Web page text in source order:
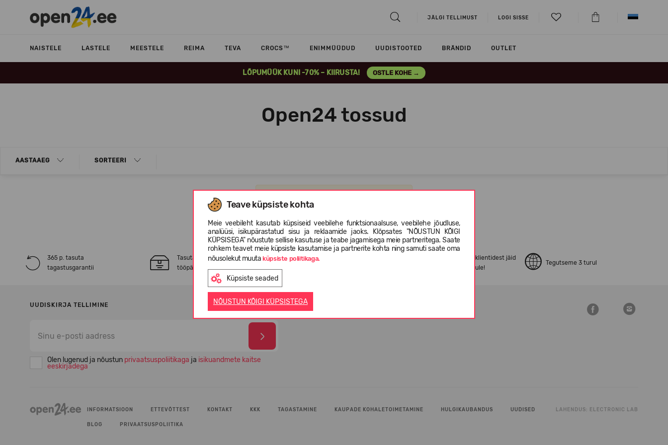
JÄLGI TELLIMUST LOGI SISSE
NAISTELE LASTELE MEESTELE REIMA TEVA CROCS™ ENIMMÜÜDUD UUDISTOOTED BRÄNDID OUTLET
LÕPUMÜÜK KUNI -70% – KIIRUSTA! OSTLE KOHE →
Teave küpsiste kohta
Meie veebileht kasutab küpsiseid veebilehe funktsionaalsuse, veebilehe jõudluse,
analüüsi, isikupärastatud sisu ja reklaamide jaoks. Klõpsates "NÕUSTUN KÕIGI
KÜPSISEGA" nõustute sellise kasutuse ja teabe jagamisega meie partneritega. Saate
rohkem teavet meie küpsiste kasutamise ja partnerite kohta ning samuti saate oma
nõusolekut muutaküpsiste poliitikaga.
Küpsiste seaded
NÕUSTUN KÕIGI KÜPSISTEGA
Open24 tossud
AASTAAEG SORTEERI
365 p. tasuta
tagastusgarantii
Tasuta* tarne 2-4
tööpäeva jooksul
Valikus rohkem kui 5 000 erinevat
99% Open24.ee klientidest jäid
oma ostuga rahule!
Tegutseme 3 turul
UUDISKIRJA TELLIMINE
Olen lugenud ja nõustun privaatsuspoliitikaga ja isikuandmete kaitse
eeskirjadega
INFORMATSIOON ETTEVÕTTEST KONTAKT KKK TAGASTAMINE KAUPADE KOHALETOIMETAMINE HULGIKAUBANDUS UUDISED
BLOG PRIVAATSUSPOLIITIKA
LAHENDUS: ELECTRONIC LAB